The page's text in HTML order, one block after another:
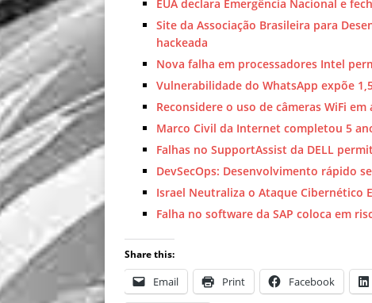
EUA declara Emergência Nacional e
Site da Associação Brasileira para
hackeada
Nova falha em processadores Intel
Vulnerabilidade do WhatsApp expõe
Reconsidere o uso de câmeras WiFi em
Marco Civil da Internet completou 5
Falhas no SupportAssist da DELL
DevSecOps: Desenvolvimento rápido
Israel Neutraliza o Ataque Cibernético
Falha no software da SAP coloca em
Share this:
Email Print Facebook